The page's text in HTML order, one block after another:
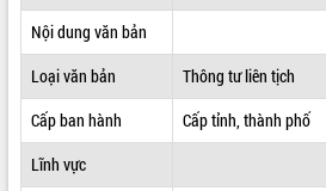
Nội dung văn bản
Loại văn bản
Thông tư liên tịch
Cấp ban hành
Cấp tỉnh, thành phố
Lĩnh vực